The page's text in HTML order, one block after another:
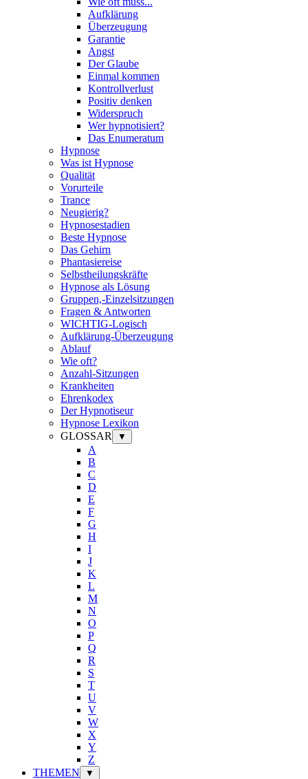
Aufklärung
Überzeugung
Garantie
Angst
Der Glaube
Einmal kommen
Kontrollverlust
Positiv denken
Widerspruch
Wer hypnotisiert?
Das Enumeratum
Hypnose
Was ist Hypnose
Qualität
Vorurteile
Trance
Neugierig?
Hypnosestadien
Beste Hypnose
Das Gehirn
Phantasiereise
Selbstheilungskräfte
Hypnose als Lösung
Gruppen,-Einzelsitzungen
Fragen & Antworten
WICHTIG-Logisch
Aufklärung-Überzeugung
Ablauf
Wie oft?
Anzahl-Sitzungen
Krankheiten
Ehrenkodex
Der Hypnotiseur
Hypnose Lexikon
GLOSSAR
▼
A
B
C
D
E
F
G
H
I
J
K
L
M
N
O
P
Q
R
S
T
U
V
W
X
Y
Z
THEMEN
▼